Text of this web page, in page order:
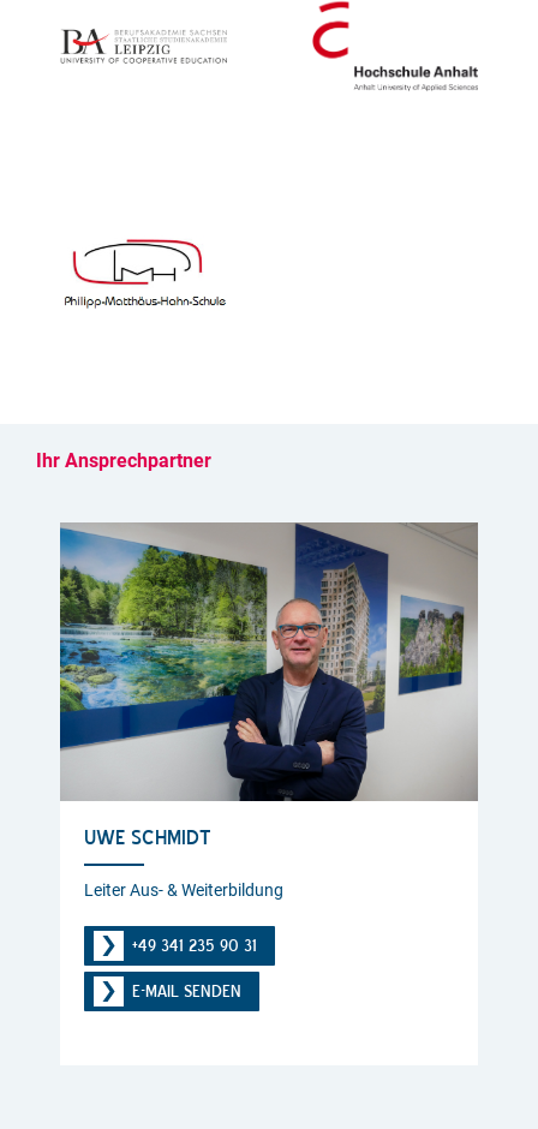
Ihr Ansprechpartner
UWE SCHMIDT
Leiter Aus- & Weiterbildung
+49 341 235 90 31
E-MAIL SENDEN